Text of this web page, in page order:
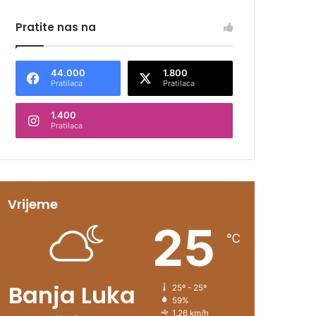
Pratite nas na
44.000
Pratilaca
1.800
Pratilaca
1.400
Pratilaca
Vrijeme
Banja Luka
25 ℃
25º - 25º
59%
1.26 km/h